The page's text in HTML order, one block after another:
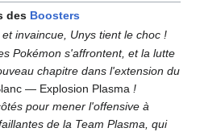
des Boosters
invaincue, Unys tient le choc !
Pokémon s'affrontent, et la lutte
chapitre dans l'extension du
— Explosion Plasma !
pour mener l'offensive à
de la Team Plasma, qui